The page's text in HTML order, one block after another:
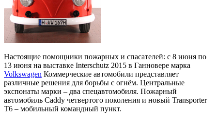
Настоящие помощники пожарных и спасателей: с 8 июня по
13 июня на выставке Interschutz 2015 в Ганновере марка
Volkswagen Коммерческие автомобили представляет
различные решения для борьбы с огнём. Центральные
экспонаты марки – два спецавтомобиля. Пожарный
автомобиль Caddy четвертого поколения и новый Transporter
T6 – мобильный командный пункт.